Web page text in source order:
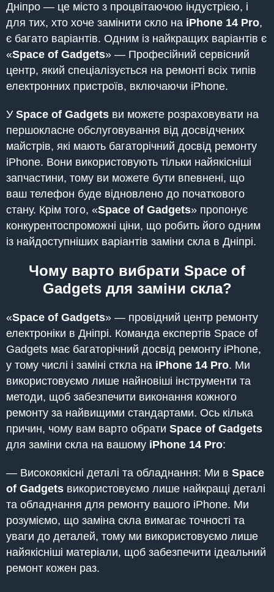
Дніпро — це місто з процвітаючою індустрією, і
для тих, хто хоче замінити скло на iPhone 14 Pro,
є багато варіантів. Одним із найкращих варіантів є
«Space of Gadgets» — Професійний сервісний
центр, який спеціалізується на ремонті всіх типів
електронних пристроїв, включаючи iPhone.
У Space of Gadgets ви можете розраховувати на
першокласне обслуговування від досвідчених
майстрів, які мають багаторічний досвід ремонту
iPhone. Вони використовують тільки найякісніші
запчастини, тому ви можете бути впевнені, що
ваш телефон буде відновлено до початкового
стану. Крім того, «Space of Gadgets» пропонує
конкурентоспроможні ціни, що робить його одним
із найдоступніших варіантів заміни скла в Дніпрі.
Чому варто вибрати Space of
Gadgets для заміни скла?
«Space of Gadgets» — провідний центр ремонту
електроніки в Дніпрі. Команда експертів Space of
Gadgets має багаторічний досвід ремонту iPhone,
у тому числі і заміні сткла на iPhone 14 Pro. Ми
використовуємо лише найновіші інструменти та
методи, щоб забезпечити виконання кожного
ремонту за найвищими стандартами. Ось кілька
причин, чому вам варто обрати Space of Gadgets
для заміни скла на вашому iPhone 14 Pro:
— Високоякісні деталі та обладнання: Ми в Space
of Gadgets використовуємо лише найкращі деталі
та обладнання для ремонту вашого iPhone. Ми
розуміємо, що заміна скла вимагає точності та
уваги до деталей, тому ми використовуємо лише
найякісніші матеріали, щоб забезпечити ідеальний
ремонт кожен раз.